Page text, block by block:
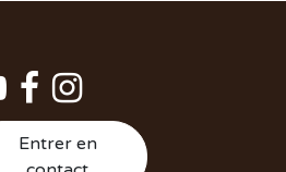
Entrer en